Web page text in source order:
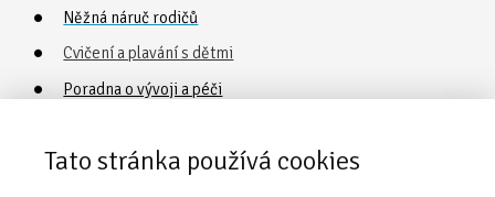
Něžná náruč rodičů
Cvičení a plavání s dětmi
Poradna o vývoji a péči
Tato stránka používá cookies